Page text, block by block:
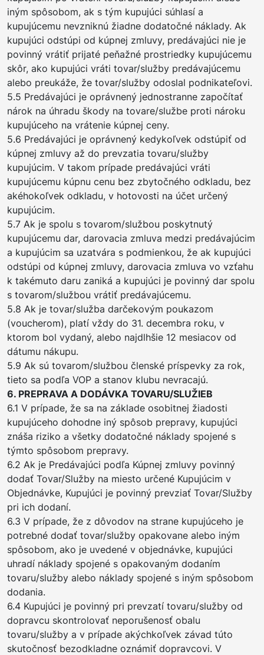
iným spôsobom, ak s tým kupujúci súhlasí a
kupujúcemu nevzniknú žiadne dodatočné náklady. Ak
kupujúci odstúpi od kúpnej zmluvy, predávajúci nie je
povinný vrátiť prijaté peňažné prostriedky kupujúcemu
skôr, ako kupujúci vráti tovar/služby predávajúcemu
alebo preukáže, že tovar/služby odoslal podnikateľovi.
5.5 Predávajúci je oprávnený jednostranne započítať
nárok na úhradu škody na tovare/službe proti nároku
kupujúceho na vrátenie kúpnej ceny.
5.6 Predávajúci je oprávnený kedykoľvek odstúpiť od
kúpnej zmluvy až do prevzatia tovaru/služby
kupujúcim. V takom prípade predávajúci vráti
kupujúcemu kúpnu cenu bez zbytočného odkladu, bez
akéhokoľvek odkladu, v hotovosti na účet určený
kupujúcim.
5.7 Ak je spolu s tovarom/službou poskytnutý
kupujúcemu dar, darovacia zmluva medzi predávajúcim
a kupujúcim sa uzatvára s podmienkou, že ak kupujúci
odstúpi od kúpnej zmluvy, darovacia zmluva vo vzťahu
k takémuto daru zaniká a kupujúci je povinný dar spolu
s tovarom/službou vrátiť predávajúcemu.
5.8 Ak je tovar/služba darčekovým poukazom
(voucherom), platí vždy do 31. decembra roku, v
ktorom bol vydaný, alebo najdlhšie 12 mesiacov od
dátumu nákupu.
5.9 Ak sú tovarom/službou členské príspevky za rok,
tieto sa podľa VOP a stanov klubu nevracajú.
6. PREPRAVA A DODÁVKA TOVARU/SLUŽIEB
6.1 V prípade, že sa na základe osobitnej žiadosti
kupujúceho dohodne iný spôsob prepravy, kupujúci
znáša riziko a všetky dodatočné náklady spojené s
týmto spôsobom prepravy.
6.2 Ak je Predávajúci podľa Kúpnej zmluvy povinný
dodať Tovar/Služby na miesto určené Kupujúcim v
Objednávke, Kupujúci je povinný prevziať Tovar/Služby
pri ich dodaní.
6.3 V prípade, že z dôvodov na strane kupujúceho je
potrebné dodať tovar/služby opakovane alebo iným
spôsobom, ako je uvedené v objednávke, kupujúci
uhradí náklady spojené s opakovaným dodaním
tovaru/služby alebo náklady spojené s iným spôsobom
dodania.
6.4 Kupujúci je povinný pri prevzatí tovaru/služby od
dopravcu skontrolovať neporušenosť obalu
tovaru/služby a v prípade akýchkoľvek závad túto
skutočnosť bezodkladne oznámiť dopravcovi. V